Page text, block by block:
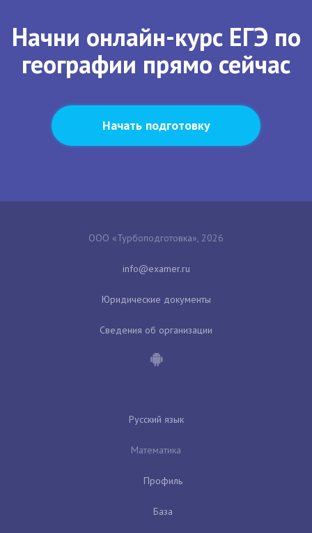
Начни онлайн-курс ЕГЭ по
географии прямо сейчас
Начать подготовку
ООО «Турбоподготовка», 2026
Юридические документы
Сведения об организации
Русский язык
Математика
Профиль
База